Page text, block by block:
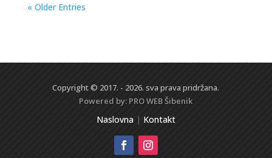
« Older Entries
Copyright © 2017. - 2026. sva prava pridržana.
Powered by: PRO WEBŠibenik
Naslovna| Kontakt